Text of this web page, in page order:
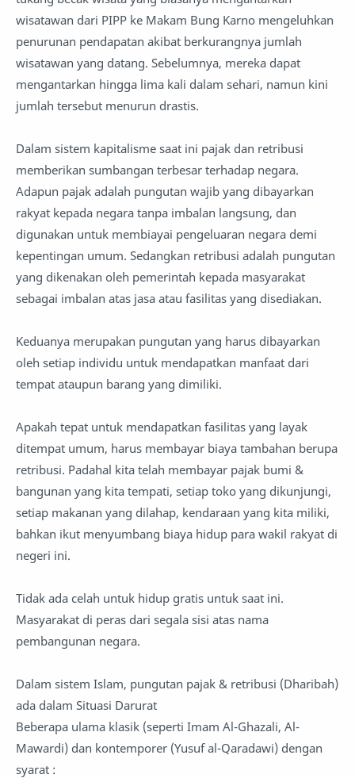
wisatawan dari PIPP ke Makam Bung Karno mengeluhkan
penurunan pendapatan akibat berkurangnya jumlah
wisatawan yang datang. Sebelumnya, mereka dapat
mengantarkan hingga lima kali dalam sehari, namun kini
jumlah tersebut menurun drastis.
Dalam sistem kapitalisme saat ini pajak dan retribusi
memberikan sumbangan terbesar terhadap negara.
Adapun pajak adalah pungutan wajib yang dibayarkan
rakyat kepada negara tanpa imbalan langsung, dan
digunakan untuk membiayai pengeluaran negara demi
kepentingan umum. Sedangkan retribusi adalah pungutan
yang dikenakan oleh pemerintah kepada masyarakat
sebagai imbalan atas jasa atau fasilitas yang disediakan.
Keduanya merupakan pungutan yang harus dibayarkan
oleh setiap individu untuk mendapatkan manfaat dari
tempat ataupun barang yang dimiliki.
Apakah tepat untuk mendapatkan fasilitas yang layak
ditempat umum, harus membayar biaya tambahan berupa
retribusi. Padahal kita telah membayar pajak bumi &
bangunan yang kita tempati, setiap toko yang dikunjungi,
setiap makanan yang dilahap, kendaraan yang kita miliki,
bahkan ikut menyumbang biaya hidup para wakil rakyat di
negeri ini.
Tidak ada celah untuk hidup gratis untuk saat ini.
Masyarakat di peras dari segala sisi atas nama
pembangunan negara.
Dalam sistem Islam, pungutan pajak & retribusi (Dharibah)
ada dalam Situasi Darurat
Beberapa ulama klasik (seperti Imam Al-Ghazali, Al-
Mawardi) dan kontemporer (Yusuf al-Qaradawi) dengan
syarat :